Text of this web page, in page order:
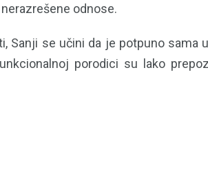
odnose.
Sanji se učini da je potpuno
porodici su lako